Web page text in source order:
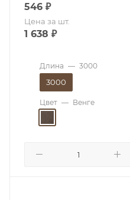
546 ₽
Цена за шт.
1 638 ₽
Длина — 3000
3000
Цвет — Венге